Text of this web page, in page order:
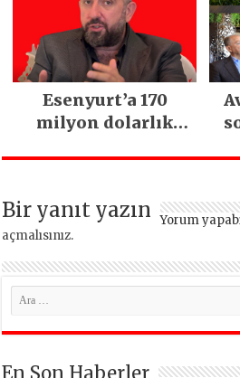
Esenyurt’a 170
milyon dolarlık
İstanbul’un tek
Bir yanıt yazın Yorum
açmalısınız.
En Son Haberler